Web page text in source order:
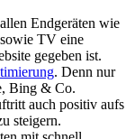
Endgeräten wie
TV eine
gegeben ist.
. Denn nur
Bing & Co.
auch positiv aufs
steigern.